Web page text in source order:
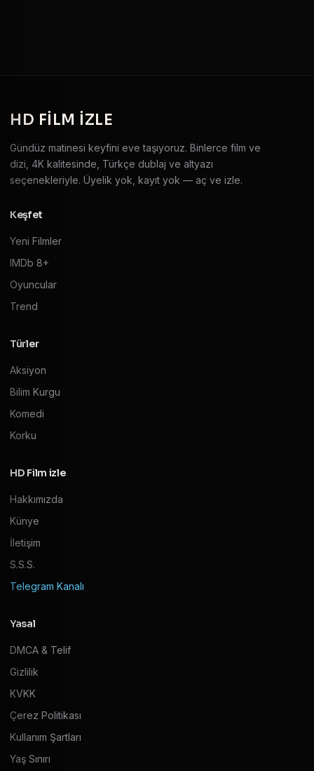
HD FILM IZLE
Gündüz matinesi keyfini eve taşıyoruz. Binlerce film ve
dizi, 4K kalitesinde, Türkçe dublaj ve altyazı
seçenekleriyle. Üyelik yok, kayıt yok — aç ve izle.
Keşfet
Yeni Filmler
IMDb 8+
Oyuncular
Trend
Türler
Aksiyon
Bilim Kurgu
Komedi
Korku
HD Film izle
Hakkımızda
Künye
İletişim
S.S.S.
Telegram Kanalı
Yasal
DMCA & Telif
Gizlilik
KVKK
Çerez Politikası
Kullanım Şartları
Yaş Sınırı